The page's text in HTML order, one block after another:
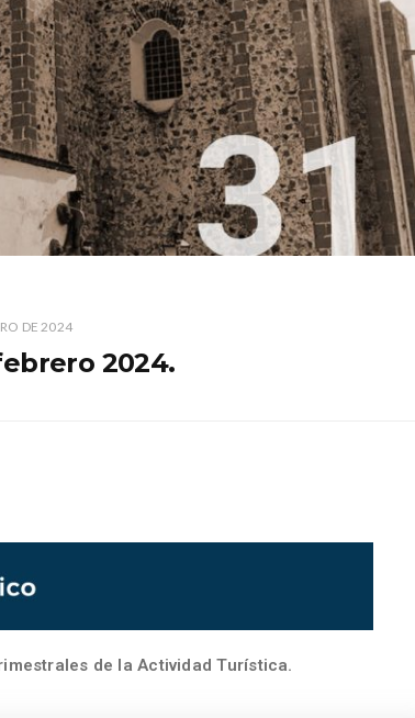
DE 2024
2024.
de la Actividad Turística.